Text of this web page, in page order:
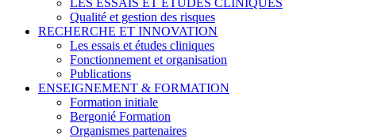
LES ESSAIS ET ÉTUDES CLINIQUES
Qualité et gestion des risques
RECHERCHE ET INNOVATION
Les essais et études cliniques
Fonctionnement et organisation
Publications
ENSEIGNEMENT & FORMATION
Formation initiale
Bergonié Formation
Organismes partenaires